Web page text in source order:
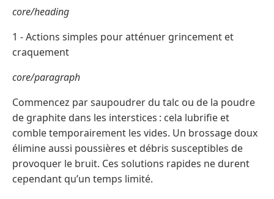
core/heading
1 - Actions simples pour atténuer grincement et
craquement
core/paragraph
Commencez par saupoudrer du talc ou de la poudre
de graphite dans les interstices : cela lubrifie et
comble temporairement les vides. Un brossage doux
élimine aussi poussières et débris susceptibles de
provoquer le bruit. Ces solutions rapides ne durent
cependant qu’un temps limité.